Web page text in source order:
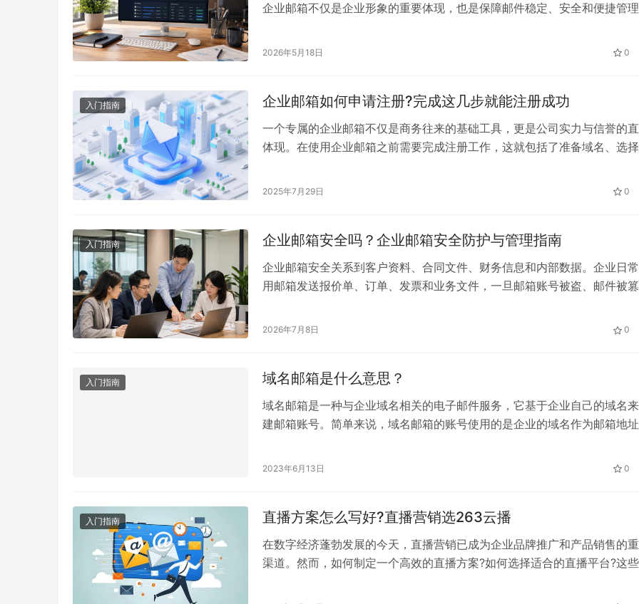
企业邮箱不仅是企业形象的重要体现，也是保障邮件稳定、安全和便捷管
务商。 一、最好的企业邮箱应该具备哪些特性？ 1. 邮件稳定性高 企业邮
2026年5月18日 0
入门指南 企业邮箱如何申请注册?完成这几步就能注册成功
一个专属的企业邮箱不仅是商务往来的基础工具，更是公司实力与信誉的
体现。在使用企业邮箱之前需要完成注册工作，这就包括了准备域名、选
2025年7月29日 0
入门指南 企业邮箱安全吗？企业邮箱安全防护与管理指南
企业邮箱安全关系到客户资料、合同文件、财务信息和内部数据。企业日
用邮箱发送报价单、订单、发票和业务文件，一旦邮箱账号被盗、邮件被
业邮箱通常支持统一账号管理、安全验证和邮件风险识别，但企业仍需选
2026年7月8日 0
入门指南 域名邮箱是什么意思？
域名邮箱是一种与企业域名相关的电子邮件服务，它基于企业自己的域名
建邮箱账号。简单来说，域名邮箱的账号使用的是企业的域名作为邮箱地
2023年6月13日 0
入门指南 直播方案怎么写好?直播营销选263云播
在数字经济蓬勃发展的今天，直播营销已成为企业品牌推广和产品销售的
渠道。然而，如何制定一个高效的直播方案?如何选择适合的直播平台?这